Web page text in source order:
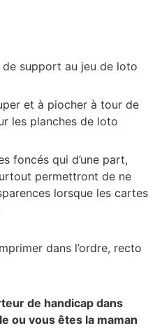
de support au jeu de loto
et à piocher à tour de
les planches de loto
foncés qui d’une part,
permettront de ne
lorsque les cartes
dans l’ordre, recto
de handicap dans
ou vous êtes la maman